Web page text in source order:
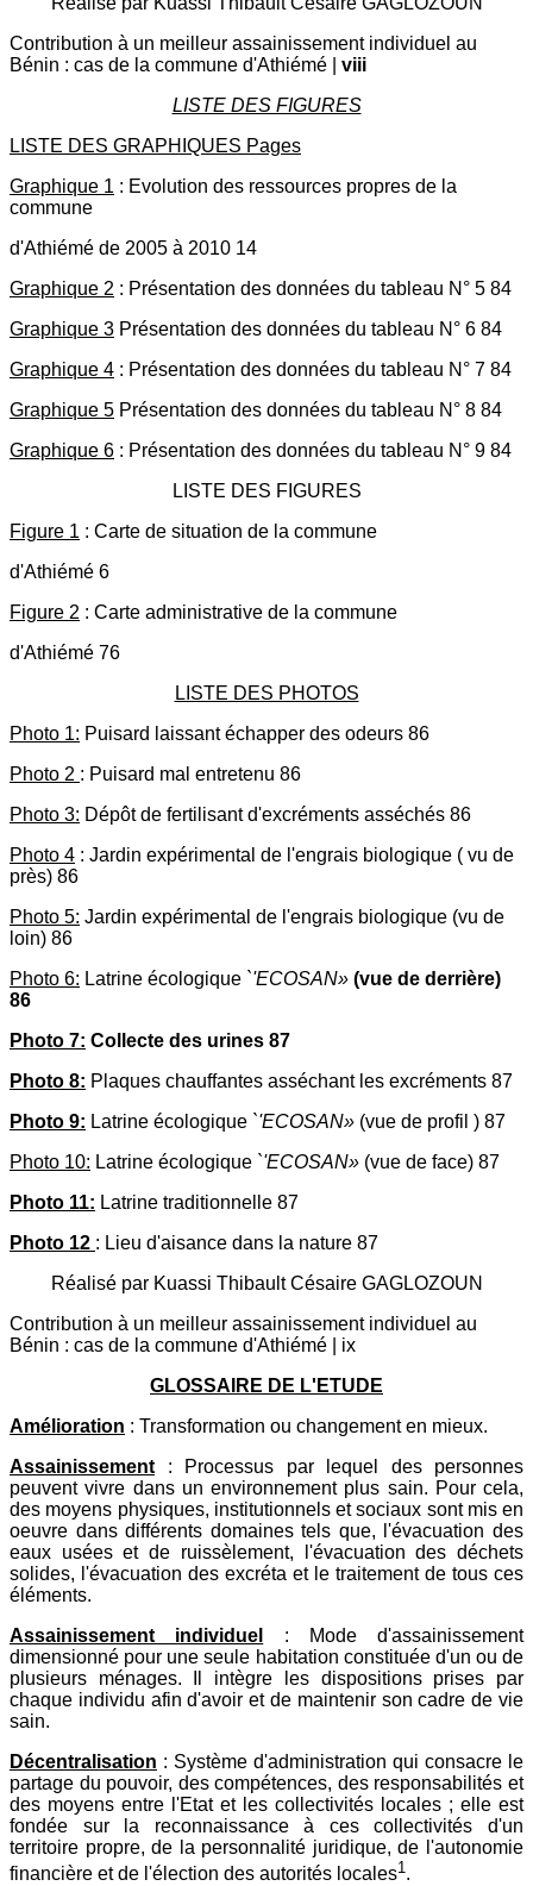
Contribution à un meilleur assainissement individuel au
Bénin : cas de la commune d'Athiémé | viii
LISTE DES FIGURES
LISTE DES GRAPHIQUES Pages
Graphique 1 : Evolution des ressources propres de la
commune
d'Athiémé de 2005 à 2010 14
Graphique 2 : Présentation des données du tableau N° 5 84
Graphique 3 Présentation des données du tableau N° 6 84
Graphique 4 : Présentation des données du tableau N° 7 84
Graphique 5 Présentation des données du tableau N° 8 84
Graphique 6 : Présentation des données du tableau N° 9 84
LISTE DES FIGURES
Figure 1 : Carte de situation de la commune
d'Athiémé 6
Figure 2 : Carte administrative de la commune
d'Athiémé 76
LISTE DES PHOTOS
Photo 1: Puisard laissant échapper des odeurs 86
Photo 2 : Puisard mal entretenu 86
Photo 3: Dépôt de fertilisant d'excréments asséchés 86
Photo 4 : Jardin expérimental de l'engrais biologique ( vu de
près) 86
Photo 5: Jardin expérimental de l'engrais biologique (vu de
loin) 86
Photo 6: Latrine écologique `'ECOSAN» (vue de derrière)
86
Photo 7: Collecte des urines 87
Photo 8: Plaques chauffantes asséchant les excréments 87
Photo 9: Latrine écologique `'ECOSAN» (vue de profil ) 87
Photo 10: Latrine écologique `'ECOSAN» (vue de face) 87
Photo 11: Latrine traditionnelle 87
Photo 12 : Lieu d'aisance dans la nature 87
Réalisé par Kuassi Thibault Césaire GAGLOZOUN
Contribution à un meilleur assainissement individuel au
Bénin : cas de la commune d'Athiémé | ix
GLOSSAIRE DE L'ETUDE
Amélioration : Transformation ou changement en mieux.
Assainissement : Processus par lequel des personnes
peuvent vivre dans un environnement plus sain. Pour cela,
des moyens physiques, institutionnels et sociaux sont mis en
oeuvre dans différents domaines tels que, l'évacuation des
eaux usées et de ruissèlement, l'évacuation des déchets
solides, l'évacuation des excréta et le traitement de tous ces
éléments.
Assainissement individuel
: Mode d'assainissement
dimensionné pour une seule habitation constituée d'un ou de
plusieurs ménages. Il intègre les dispositions prises par
chaque individu afin d'avoir et de maintenir son cadre de vie
sain.
Décentralisation : Système d'administration qui consacre le
partage du pouvoir, des compétences, des responsabilités et
des moyens entre l'Etat et les collectivités locales ; elle est
fondée sur la reconnaissance à ces collectivités d'un
territoire propre, de la personnalité juridique, de l'autonomie
financière et de l'élection des autorités locales1.